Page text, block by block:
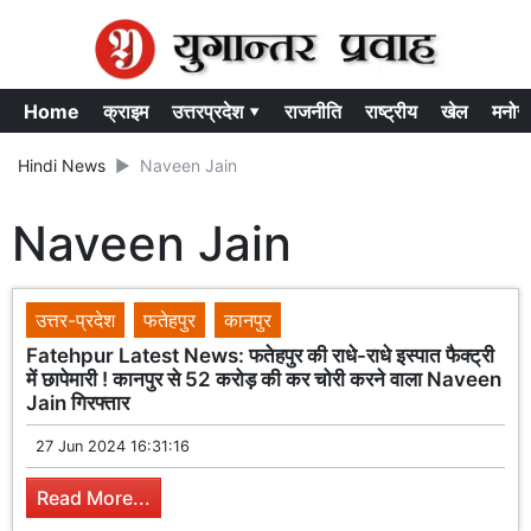
Home क्राइम उत्तरप्रदेश ▾ राजनीति राष्ट्रीय खेल
Hindi News Naveen Jain
Naveen Jain
उत्तर-प्रदेश फतेहपुर
कानपुर
Fatehpur Latest News: फतेहपुर की राधे-राधे इस्पात फैक्ट्री
में छापेमारी ! कानपुर से 52 करोड़ की कर चोरी करने वाला Naveen
Jain गिरफ्तार
27 Jun 2024 16:31:16
Read More...